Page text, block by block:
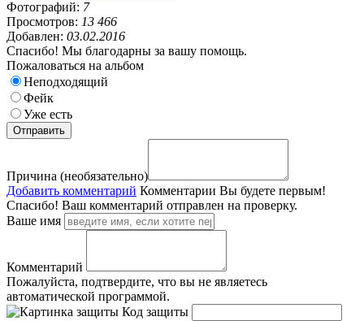
Фотографий: 7
Просмотров: 13 466
Добавлен: 03.02.2016
Спасибо! Мы благодарны за вашу помощь.
Пожаловаться на альбом
Неподходящий
Фейк
Уже есть
Причина (необязательно)
Добавить комментарий Комментарии Вы будете первым!
Спасибо! Ваш комментарий отправлен на проверку.
Ваше имя
Комментарий
Пожалуйста, подтвердите, что вы не являетесь
автоматической программой.
Код защиты